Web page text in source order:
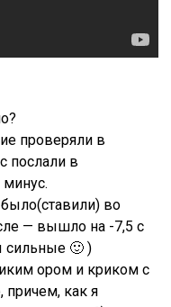
проверяли в
послали в
во
— вышло на -7,5 с
🙂 )
ором и криком с
причем, как я